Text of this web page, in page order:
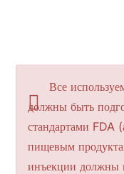
Все
должны быть
стандартами FDA
пищевым
инъекции должны